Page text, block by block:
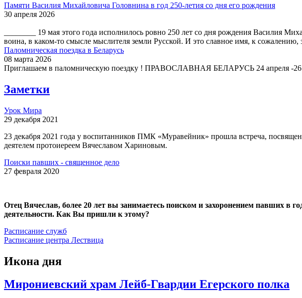
Памяти Василия Михайловича Головнина в год 250-летия со дня его рождения
30 апреля 2026
________ 19 мая этого года исполнилось ровно 250 лет со дня рождения Василия
воина, в каком-то смысле мыслителя земли Русской. И это славное имя, к сожалению,
Паломническая поездка в Беларусь
08 марта 2026
Приглашаем в паломническую поездку ! ПРАВОСЛАВНАЯ БЕЛАРУСЬ 24 апреля -26
Заметки
Урок Мира
29 декабря 2021
23 декабря 2021 года у воспитанников ПМК «Муравейник» прошла встреча,
деятелем протоиереем Вячеславом Хариновым.
Поиски павших - священное дело
27 февраля 2020
Отец Вячеслав, более 20 лет вы занимаетесь поиском и захоронением павших в
деятельности. Как Вы пришли к этому?
Расписание служб
Расписание центра Лествица
Икона дня
Мирониевский храм Лейб-Гвардии Егерского полка